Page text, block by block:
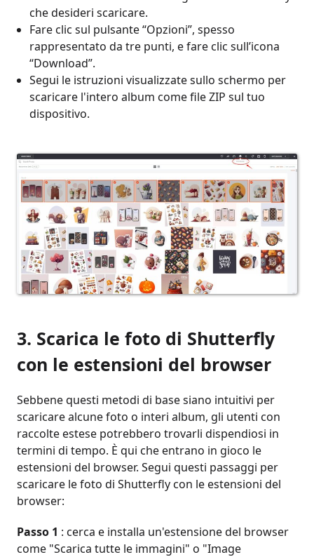
che desideri scaricare.
Fare clic sul pulsante “Opzioni”, spesso
rappresentato da tre punti, e fare clic sull’icona
“Download”.
Segui le istruzioni visualizzate sullo schermo per
scaricare l'intero album come file ZIP sul tuo
dispositivo.
3. Scarica le foto di Shutterfly
con le estensioni del browser
Sebbene questi metodi di base siano intuitivi per
scaricare alcune foto o interi album, gli utenti con
raccolte estese potrebbero trovarli dispendiosi in
termini di tempo. È qui che entrano in gioco le
estensioni del browser. Segui questi passaggi per
scaricare le foto di Shutterfly con le estensioni del
browser:
Passo 1 : cerca e installa un'estensione del browser
come "Scarica tutte le immagini" o "Image